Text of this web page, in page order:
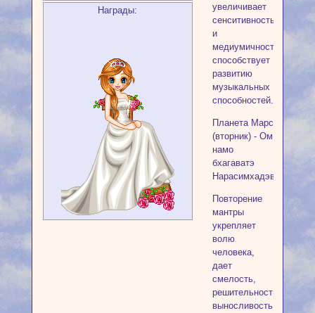
Награды:
увеличивает
сенситивность
и
медиумичность,
способствует
развитию
музыкальных
способностей.
Планета Марс
(вторник) - Ом
намо
бхагаватэ
Нарасимхадэвайя
Повторение
мантры
укрепляет
волю
человека,
дает
смелость,
решительность,
выносливость,